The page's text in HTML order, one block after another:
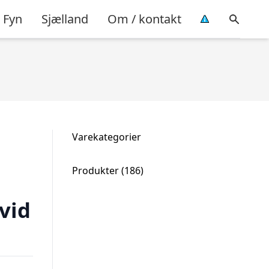
Fyn Sjælland Om / kontakt
Varekategorier
Produkter 186186